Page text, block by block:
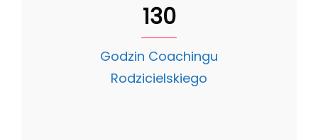
130
Godzin Coachingu
Rodzicielskiego